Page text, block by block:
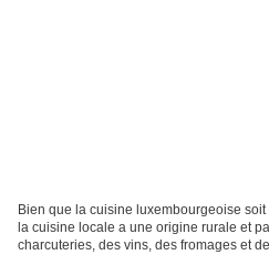
Bien que la cuisine luxembourgeoise
la cuisine locale a une origine rurale et
charcuteries, des vins, des fromages et